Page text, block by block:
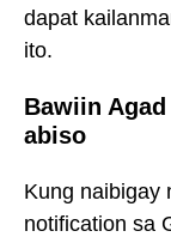
dapat
ito.
Bawiin
abiso
Kung naibigay
notification sa